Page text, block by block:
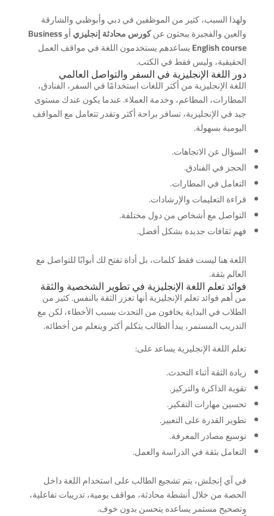
ولهذا السبب، كثير من الموظفين في دبي وأبوظبي والشارقة
والعين والفجيرة يبحثون عنكورس محادثة إنجليزيأوBusiness
English courseيساعدهم يستخدمون اللغة في مواقف العمل
الحقيقية، وليس فقط في الكتب.
دور اللغة الإنجليزية في السفر والتواصل العالمي
اللغة الإنجليزية من أكثر اللغات استخدامًا في السفر، الفنادق،
المطارات، المطاعم، وخدمة العملاء. عندما يكون عندك مستوى
جيد في الإنجليزية، تسافر براحة أكثر وتقدر تتعامل مع المواقف
اليومية بسهولة.
السؤال عن الاتجاهات.
الحجز في الفنادق.
التعامل في المطارات.
قراءة التعليمات والإرشادات.
التواصل مع أشخاص من دول مختلفة.
فهم ثقافات جديدة بشكل أفضل.
اللغة هنا ليست فقط كلمات، بل أداة تفتح لك أبوابًا للتواصل مع
العالم بثقة.
فوائد تعلم اللغة الإنجليزية في تطوير الشخصية والثقة
من أهم فوائد تعلم الإنجليزية أنها تعزز الثقة بالنفس. كثير من
الطلاب في البداية يخافون من التحدث بسبب الأخطاء، لكن مع
التدريب المستمر، يبدأ الطالب يتكلم أكثر ويتعلم من أخطائه.
تعلم اللغة الإنجليزية يساعد على:
زيادة الثقة أثناء التحدث.
تقوية الذاكرة والتركيز.
تحسين مهارات التفكير.
تطوير القدرة على التعبير.
توسيع مصادر المعرفة.
التعامل بثقة في الدراسة والعمل.
في آي إنجلش، يتم تشجيع الطالب على استخدام اللغة داخل
الحصة من خلال أنشطة محادثة، مواقف يومية، تدريبات تفاعلية،
وتصحيح مستمر يساعده يتحسن بدون خوف.